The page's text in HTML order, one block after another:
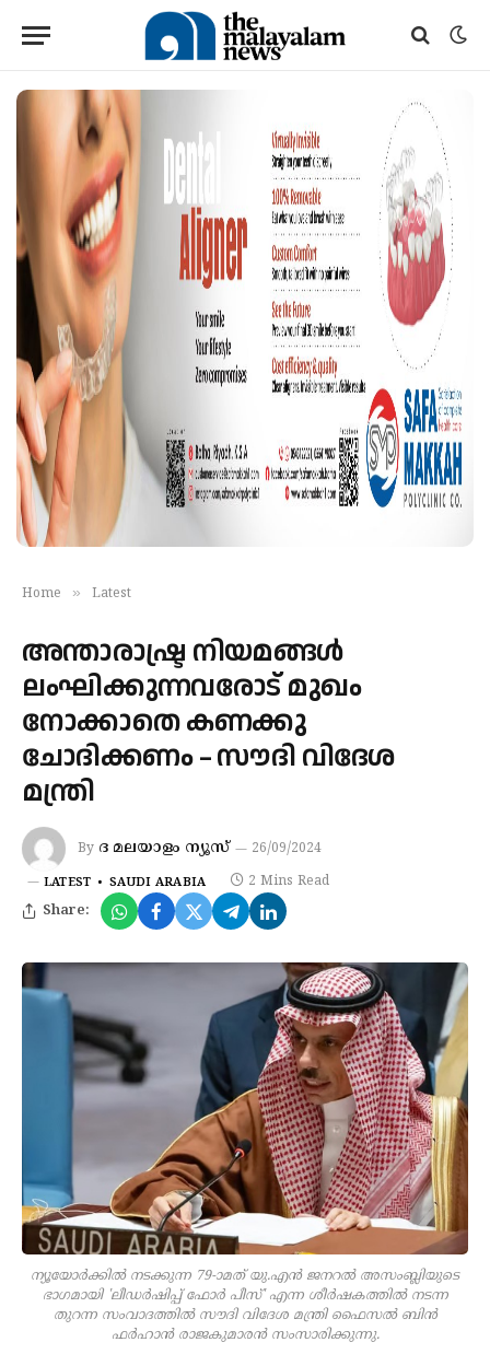
Home » Latest
അന്താരാഷ്ട്ര നിയമങ്ങള്‍
ലംഘിക്കുന്നവരോട് മുഖം
നോക്കാതെ കണക്കു
ചോദിക്കണം – സൗദി വിദേശ
മന്ത്രി
By ദ മലയാളം ന്യൂസ് 26/09/2024
LATEST SAUDI ARABIA 2 Mins Read
Share:
ന്യൂയോര്‍ക്കില്‍ നടക്കുന്ന 79-ാമത് യു.എന്‍ ജനറല്‍ അസംബ്ലിയുടെ
ഭാഗമായി 'ലീഡര്‍ഷിപ്പ് ഫോര്‍ പീസ്' എന്ന ശീര്‍ഷകത്തില്‍ നടന്ന
തുറന്ന സംവാദത്തില്‍ സൗദി വിദേശ മന്ത്രി ഫൈസല്‍ ബിന്‍
ഫര്‍ഹാന്‍ രാജകുമാരന്‍ സംസാരിക്കുന്നു.